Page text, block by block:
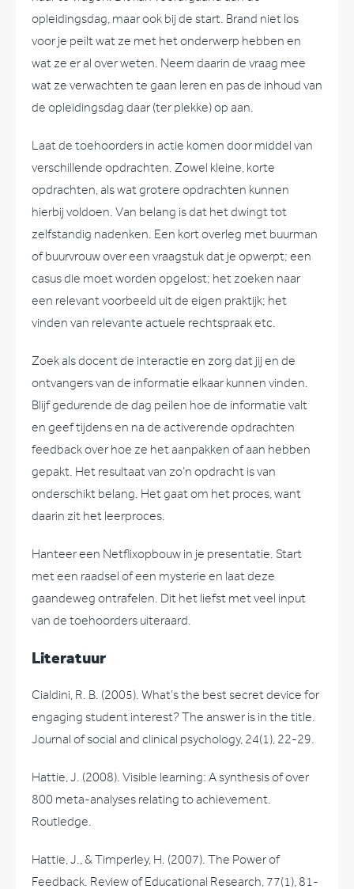
opleidingsdag, maar ook bij de start. Brand niet los
voor je peilt wat ze met het onderwerp hebben en
wat ze er al over weten. Neem daarin de vraag mee
wat ze verwachten te gaan leren en pas de inhoud van
de opleidingsdag daar (ter plekke) op aan.
Laat de toehoorders in actie komen door middel van
verschillende opdrachten. Zowel kleine, korte
opdrachten, als wat grotere opdrachten kunnen
hierbij voldoen. Van belang is dat het dwingt tot
zelfstandig nadenken. Een kort overleg met buurman
of buurvrouw over een vraagstuk dat je opwerpt; een
casus die moet worden opgelost; het zoeken naar
een relevant voorbeeld uit de eigen praktijk; het
vinden van relevante actuele rechtspraak etc.
Zoek als docent de interactie en zorg dat jij en de
ontvangers van de informatie elkaar kunnen vinden.
Blijf gedurende de dag peilen hoe de informatie valt
en geef tijdens en na de activerende opdrachten
feedback over hoe ze het aanpakken of aan hebben
gepakt. Het resultaat van zo’n opdracht is van
onderschikt belang. Het gaat om het proces, want
daarin zit het leerproces.
Hanteer een Netflixopbouw in je presentatie. Start
met een raadsel of een mysterie en laat deze
gaandeweg ontrafelen. Dit het liefst met veel input
van de toehoorders uiteraard.
Literatuur
Cialdini, R. B. (2005). What’s the best secret device for
engaging student interest? The answer is in the title.
Journal of social and clinical psychology, 24(1), 22-29.
Hattie, J. (2008). Visible learning: A synthesis of over
800 meta-analyses relating to achievement.
Routledge.
Hattie, J., & Timperley, H. (2007). The Power of
Feedback. Review of Educational Research, 77(1), 81-